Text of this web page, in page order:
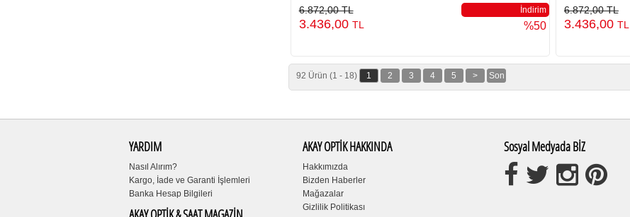
6.872,00 TL İndirim
3.436,00 TL %50
6.872,00 TL
3.436,00 TL
92 Ürün (1 - 18) 1 2 3 4 5 > Son
YARDIM
Nasıl Alırım?
Kargo, İade ve Garanti İşlemleri
Banka Hesap Bilgileri
AKAY OPTİK HAKKINDA
Hakkımızda
Bizden Haberler
Mağazalar
Gizlilik Politikası
Sosyal Medyada BİZ